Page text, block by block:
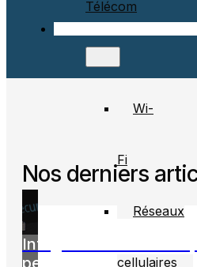
Télécom
Wi-
Fi
Réseaux
cellulaires
Nos derniers
Infogérance
perspectives et